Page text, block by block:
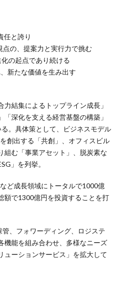
任と誇り
点の、提案力と実行力で挑む
の起点であり続ける
新たな価値を生み出す
結集によるトップライン成長」
「深化を支える経営基盤の構築」
。具体策として、ビジネスモデル
創出する「共創」、オフィスビル
組む「事業アセット」、脱炭素な
」を列挙。
ど成長領域にトータルで1000億
額で1300億円を投資することを打
、フォワーディング、ロジステ
機能を組み合わせ、多様なニーズ
ューションサービス」を拡大して